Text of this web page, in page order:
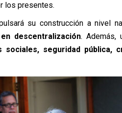
los presentes.
su construcción a nivel
descentralización. Además,
sociales, seguridad pública,